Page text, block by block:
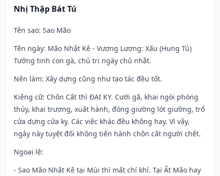
Nhị Thập Bát Tú
Tên sao: Sao Mão
Tên ngày: Mão Nhật Kê - Vương Lương: Xấu (Hung Tú)
Tướng tinh con gà, chủ trị ngày chủ nhật.
Nên làm: Xây dựng cũng như tạo tác đều tốt.
Kiêng cữ: Chôn Cất thì ĐẠI KỴ. Cưới gã, khai ngòi phóng
thủy, khai trương, xuất hành, đóng giường lót giường, trổ
cửa dựng cửa kỵ. Các việc khác đều không hay. Vì vậy,
ngày này tuyệt đối không tiến hành chôn cất người chết.
Ngoại lệ:
- Sao Mão Nhật Kê tại Mùi thì mất chí khí. Tại Ất Mão hay